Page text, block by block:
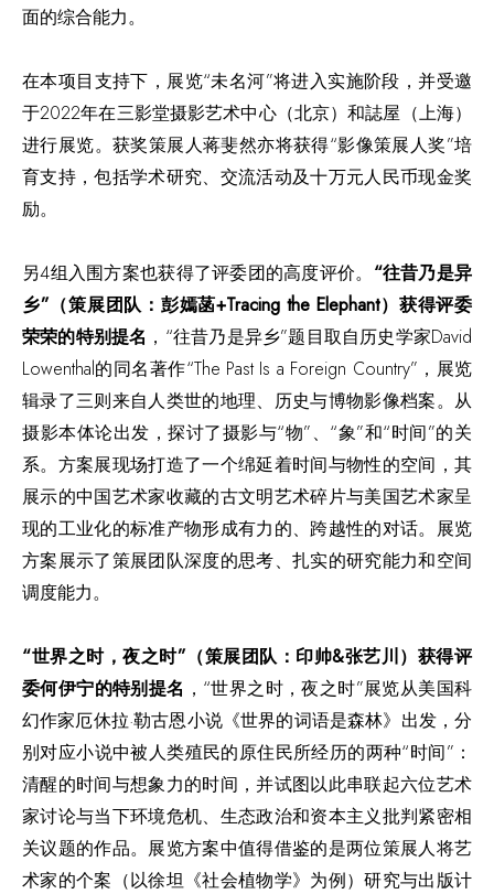
面的综合能力。
在本项目支持下，展览“未名河”将进入实施阶段，并受邀
于2022年在三影堂摄影艺术中心（北京）和誌屋（上海）
进行展览。获奖策展人蒋斐然亦将获得“影像策展人奖”培
育支持，包括学术研究、交流活动及十万元人民币现金奖
励。
另4组入围方案也获得了评委团的高度评价。 “往昔乃是异
乡”（策展团队：彭嫣菡+Tracing the Elephant）获得评委
荣荣的特别提名 ，“往昔乃是异乡”题目取自历史学家David
Lowenthal的同名著作“The Past Is a Foreign Country”，展览
辑录了三则来自人类世的地理、历史与博物影像档案。从
摄影本体论出发，探讨了摄影与“物”、“象”和“时间”的关
系。方案展现场打造了一个绵延着时间与物性的空间，其
展示的中国艺术家收藏的古文明艺术碎片与美国艺术家呈
现的工业化的标准产物形成有力的、跨越性的对话。展览
方案展示了策展团队深度的思考、扎实的研究能力和空间
调度能力。
“世界之时，夜之时”（策展团队：印帅&张艺川）获得评
委何伊宁的特别提名 ，“世界之时，夜之时”展览从美国科
幻作家厄休拉·勒古恩小说《世界的词语是森林》出发，分
别对应小说中被人类殖民的原住民所经历的两种“时间”：
清醒的时间与想象力的时间，并试图以此串联起六位艺术
家讨论与当下环境危机、生态政治和资本主义批判紧密相
关议题的作品。展览方案中值得借鉴的是两位策展人将艺
术家的个案（以徐坦《社会植物学》为例）研究与出版计